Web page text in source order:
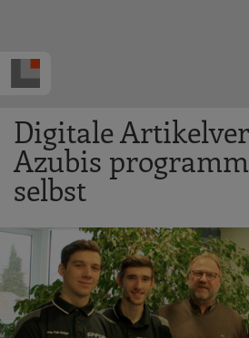
Digitale
Azubis
selbst